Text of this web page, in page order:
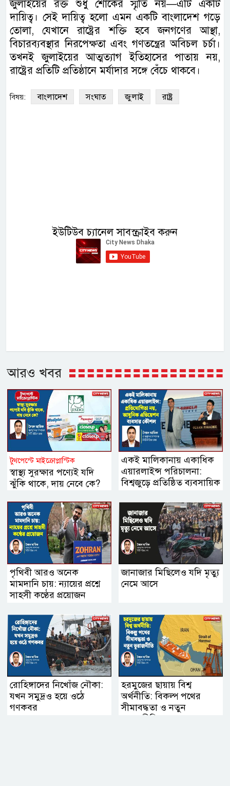
জুলাইয়ের রক্ত শুধু শোকের স্মৃতি নয়—এটি একটি
দায়িত্ব। সেই দায়িত্ব হলো এমন একটি বাংলাদেশ গড়ে
তোলা, যেখানে রাষ্ট্রের শক্তি হবে জনগণের আস্থা,
বিচারব্যবস্থার নিরপেক্ষতা এবং গণতন্ত্রের অবিচল চর্চা।
তখনই জুলাইয়ের আত্মত্যাগ ইতিহাসের পাতায় নয়,
রাষ্ট্রের প্রতিটি প্রতিষ্ঠানে মর্যাদার সঙ্গে বেঁচে থাকবে।
বিষয়: বাংলাদেশ সংঘাত জুলাই রাষ্ট্র
ইউটিউব চ্যানেল সাবস্ক্রাইব করুন
আরও খবর
টুথপেস্টে মাইক্রোপ্লাস্টিক
স্বাস্থ্য সুরক্ষার পণ্যেই যদি
ঝুঁকি থাকে, দায় নেবে কে?
একই মালিকানায় একাধিক
এয়ারলাইন্স পরিচালনা:
বিশ্বজুড়ে প্রতিষ্ঠিত ব্যবসায়িক
পৃথিবী আরও অনেক
মামদানি চায়: ন্যায়ের প্রশ্নে
সাহসী কণ্ঠের প্রয়োজন
জানাজার মিছিলেও যদি মৃত্যু
নেমে আসে
রোহিঙ্গাদের নিখোঁজ নৌকা:
যখন সমুদ্রও হয়ে ওঠে
গণকবর
হরমুজের ছায়ায় বিশ্ব
অর্থনীতি: বিকল্প পথের
সীমাবদ্ধতা ও নতুন
ভূরাজনীতি